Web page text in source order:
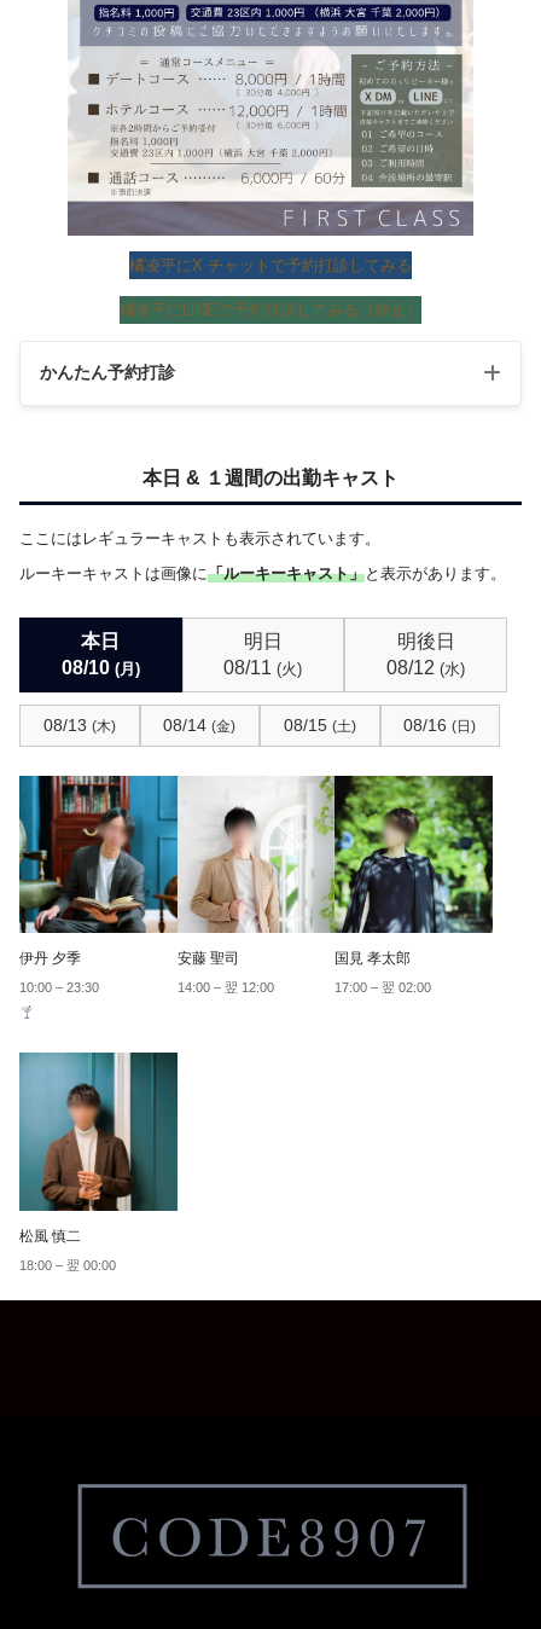
橘凌平にX チャットで予約打診してみる
橘凌平にLINEで予約打診してみる（停止）
かんたん予約打診
いつの打診をご希望ですか？
本日 & １週間の出勤キャスト
ここにはレギュラーキャストも表示されています。
ルーキーキャストは画像に「ルーキーキャスト」と表示があります。
本日
08/10 (月)
明日
08/11(火)
明後日
08/12(水)
08/13 (木) 08/14(金) 08/15 (土) 08/16(日)
伊丹 夕季
10:00 – 23:30
安藤 聖司
14:00 – 翌 12:00
国見 孝太郎
17:00 – 翌 02:00
松風 慎二
18:00 – 翌 00:00